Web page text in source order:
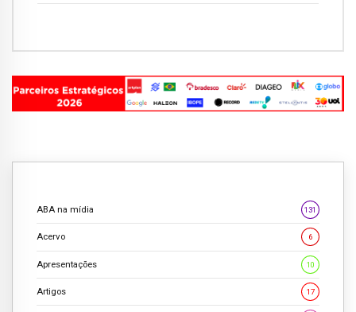
ABA na mídia 131
Acervo 6
Apresentações 10
Artigos 17